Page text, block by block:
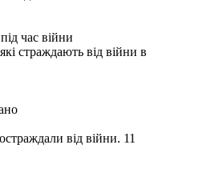
час війни
страждають від війни в